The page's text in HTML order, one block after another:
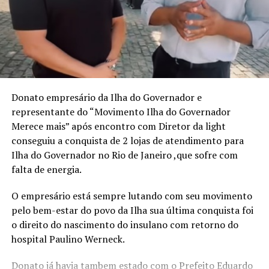
Com linguagem acessível, o livro combina elementos de
autobiografia, liderança e planejamento estratégico,
propondo um caminho prático para quem deseja
assumir o controle da própria trajetória com clareza,
ousadia e consistência. O método apresentado por
Visão Estratégica, Ousadia Calculada e Operação
Consistente. Juntos, esses pilares funcionam como um
guia para profissionais que buscam direcionamento e
protagonismo em um mercado cada vez mais dinâmico e
competitivo.
profissional que não apenas traga sucesso, mas que
também gere liberdade para tomar decisões alinhadas
aos próprios valores e, acima de tudo, uma valorização
real, que vai além do salário ou do título no cartão de
Donato empresário da Ilha do Governador e
representante do “Movimento Ilha do Governador
Merece mais” após encontro com Diretor da light
conseguiu a conquista de 2 lojas de atendimento para
Ilha do Governador no Rio de Janeiro ,que sofre com
falta de energia.
O empresário está sempre lutando com seu movimento
pelo bem-estar do povo da Ilha sua última conquista foi
o direito do nascimento do insulano com retorno do
hospital Paulino Werneck.
Donato já havia tambem estado com o Prefeito Eduardo